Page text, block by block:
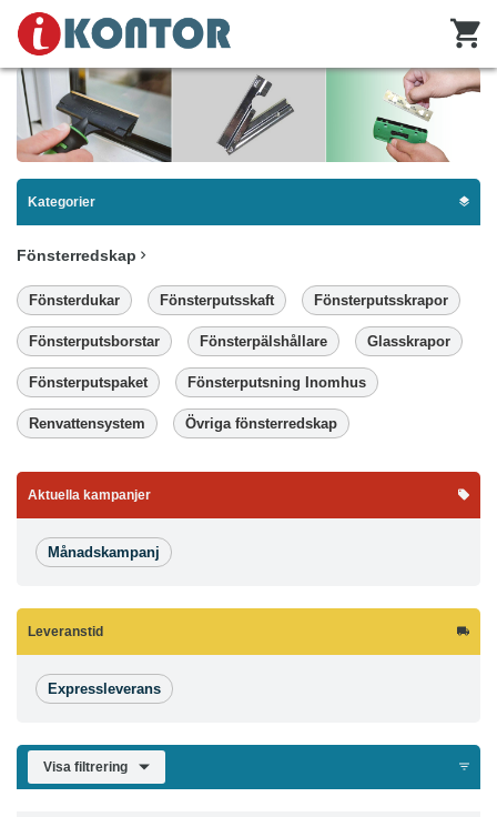
Kategorier
Fönsterredskap
Fönsterdukar Fönsterputsskaft Fönsterputsskrapor
Fönsterputsborstar Fönsterpälshållare Glasskrapor
Fönsterputspaket Fönsterputsning Inomhus
Renvattensystem Övriga fönsterredskap
Aktuella kampanjer
Månadskampanj
Leveranstid
Expressleverans
Visa filtrering